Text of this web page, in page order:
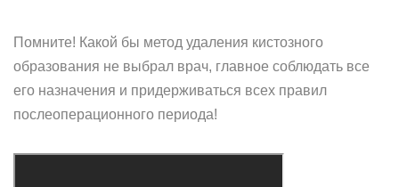
Помните! Какой бы метод удаления кистозного
образования не выбрал врач, главное соблюдать все
его назначения и придерживаться всех правил
послеоперационного периода!